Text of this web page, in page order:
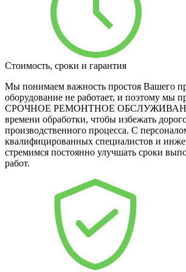
Стоимость, сроки и гарантия
Мы понимаем важность простоя Вашего
оборудование не работает, и поэтому мы
СРОЧНОЕ РЕМОНТНОЕ ОБСЛУЖИВАНИЕ
времени обработки, чтобы избежать
производственного процесса. С
квалифицированных специалистов и
стремимся постоянно улучшать сроки
работ.